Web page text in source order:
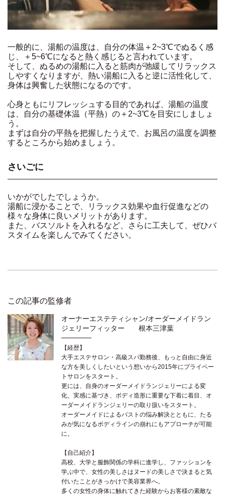
一般的に、湯船の温度は、自分の体温＋2~3℃でぬるく感
じ、＋5~6℃になると熱く感じると言われています。
そして、ぬるめの湯船に入ると筋肉が弛緩してリラックス
しやすくなりますが、熱い湯船に入ると逆に活性化して、
身体は興奮した状態になるのです。
心身ともにリフレッシュする目的であれば、湯船の温度
は、自分の基礎体温（平熱）の＋2~3℃を目安にしましょ
う。
まずは自分の平熱を把握したうえで、お風呂の温度を調整
するところから始めましょう。
さいごに
いかがでしたでしょうか。
湯船に浸かることで、リラックス効果や血行促進などの
様々な身体に良いメリットがあります。
また、バスソルトを入れるなど、さらに工夫して、ぜひバ
スタイムを楽しんでみてください。
この記事の監修者
オーナーエステティシャン/オーダーメイドラン
ジェリーフィッター 根本三津葉
【経歴】
大手エステサロン・高級スパ勤務後、もっと自由に身近
な方を美しくしたいという想いから2015年にプライベー
トサロンをスタート。
更には、自身のオーダーメイドランジェリーによる変
化、実感に基づき、ボディ造形に重要な下着に着目、オ
ーダーメイドランジェリーの取り扱いをスタート。
オーダーメイドによるバストの悩み解決とともに、たる
みが気になるボディラインの崩れにもアプローチが可能
に。
【自己紹介】
高校、大学と服飾関係の学科に進学し、ファッションを
学ぶ中で、女性の美しさはヌードの美しさで決まると気
付いたことがきっかけで美容業界へ。
多くの女性の身体に触れてきた経験からお客様の素敵な